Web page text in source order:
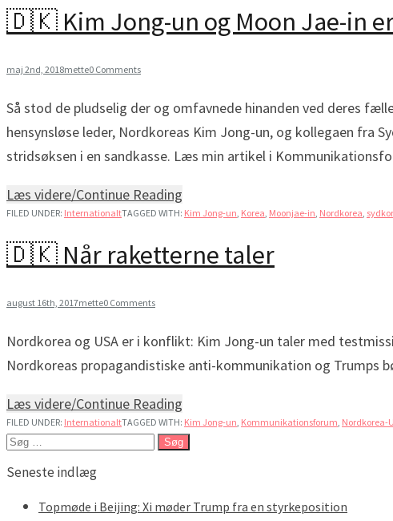
🇩🇰 Kim Jong-un og Moon Jae-in er
maj 2nd, 2018mette0 Comments
Så stod de pludselig der og omfavnede hinanden ved deres
hensynsløse leder, Nordkoreas Kim Jong-un, og kollegaen fra
stridsøksen i en sandkasse. Læs min artikel i
Læs videre/Continue Reading
FILED UNDER: InternationaltTAGGED WITH: Kim Jong-un Korea Moonjae-in Nordkorea
🇩🇰 Når raketterne taler
august 16th, 2017mette0 Comments
Nordkorea og USA er i konflikt: Kim Jong-un taler med
Nordkoreas propagandistiske anti-kommunikation og Trumps
Læs videre/Continue Reading
FILED UNDER: InternationaltTAGGED WITH: Kim Jong-un Kommunikationsforum Nordkorea-
Søg
efter:
Seneste indlæg
Topmøde i Beijing: Xi møder Trump fra en styrkeposition